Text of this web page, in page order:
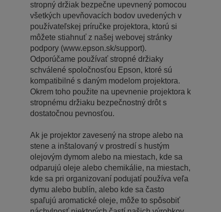
stropný držiak bezpečne upevnený pomocou
všetkých upevňovacích bodov uvedených v
používateľskej príručke projektora, ktorú si
môžete stiahnuť z našej webovej stránky
podpory (www.epson.sk/support).
Odporúčame používať stropné držiaky
schválené spoločnosťou Epson, ktoré sú
kompatibilné s daným modelom projektora.
Okrem toho použite na upevnenie projektora k
stropnému držiaku bezpečnostný drôt s
dostatočnou pevnosťou.
Ak je projektor zavesený na strope alebo na
stene a inštalovaný v prostredí s hustým
olejovým dymom alebo na miestach, kde sa
odparujú oleje alebo chemikálie, na miestach,
kde sa pri organizovaní podujatí používa veľa
dymu alebo bublín, alebo kde sa často
spaľujú aromatické oleje, môže to spôsobiť